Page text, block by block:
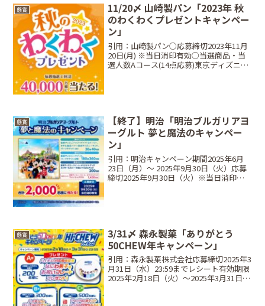
懸賞
11/20〆 山崎製パン「2023年 秋
のわくわくプレゼントキャンペー
ン」
引用：山崎製パン○応募締切2023年11月
20日(月) ※当日消印有効○当選商品・当
選人数Aコース(14点応募)東京ディズニー
懸賞
【終了】明治「明治ブルガリアヨ
ーグルト 夢と魔法のキャンペー
ン」
引用：明治キャンペーン期間2025年6月
23日（月）～ 2025年9月30日（火）応募
締切2025年9月30日（火）※当日消印有
懸賞
3/31〆 森永製菓「ありがとう
50CHEW年キャンペーン」
引用：森永製菓株式会社応募締切2025年3
月31日（水）23:59までレシート有効期限
2025年2月18日（火）〜2025年3月31日